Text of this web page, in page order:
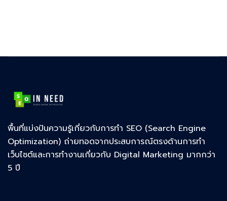
พื้นที่แบ่งปันความรู้เกี่ยวกับการทำ SEO (Search Engine
Optimization) ถ่ายทอดจากประสบการณ์ตรงด้านการทำ
เว็บไซต์และการทำงานเกี่ยวกับ Digital Marketing มากกว่า
5 ปี